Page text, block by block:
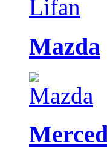
Mazda